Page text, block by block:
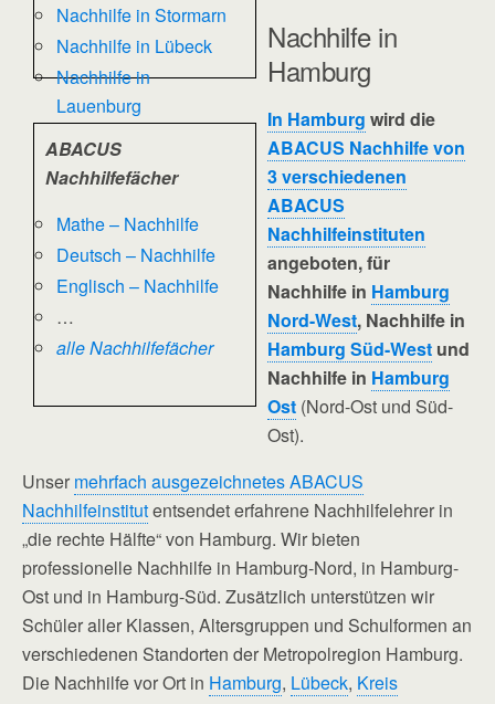
Nachhilfe in Stormarn
Nachhilfe in Lübeck
Nachhilfe in
Lauenburg
ABACUS
Nachhilfefächer
Mathe – Nachhilfe
Deutsch – Nachhilfe
Englisch – Nachhilfe
…
alle Nachhilfefächer
Nachhilfe in
Hamburg
In Hamburg wird die
ABACUS Nachhilfe von
3 verschiedenen
ABACUS
Nachhilfeinstituten
angeboten, für
Nachhilfe in Hamburg
Nord-West, Nachhilfe in
Hamburg Süd-West und
Nachhilfe in Hamburg
Ost (Nord-Ost und Süd-
Ost).
Unser mehrfach ausgezeichnetes ABACUS
Nachhilfeinstitutentsendet erfahrene Nachhilfelehrer in
„die rechte Hälfte“ von Hamburg. Wir bieten
professionelle Nachhilfe in Hamburg-Nord, in Hamburg-
Ost und in Hamburg-Süd. Zusätzlich unterstützen wir
Schüler aller Klassen, Altersgruppen und Schulformen an
verschiedenen Standorten der Metropolregion Hamburg.
Die Nachhilfe vor Ort in Hamburg, Lübeck, Kreis